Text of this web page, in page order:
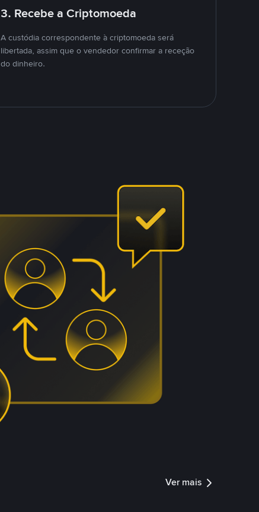
3. Recebe a Criptomoeda
A custódia correspondente à criptomoeda será
libertada, assim que o vendedor confirmar a receção
do dinheiro.
Ver mais